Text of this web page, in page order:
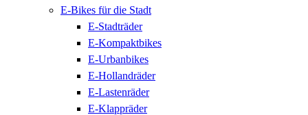
E-Bikes für die Stadt
E-Stadträder
E-Kompaktbikes
E-Urbanbikes
E-Hollandräder
E-Lastenräder
E-Klappräder